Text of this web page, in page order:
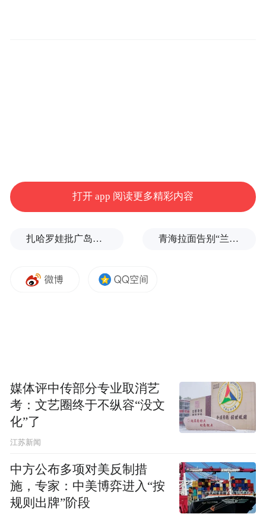
打开 app 阅读更多精彩内容
扎哈罗娃批广岛市长不提美国原子弹 青海拉面告别“兰州拉面”，借来的IP终要还
媒体评中传部分专业取消艺
考：文艺圈终于不纵容“没文
化”了
江苏新闻
中方公布多项对美反制措
施，专家：中美博弈进入“按
规则出牌”阶段